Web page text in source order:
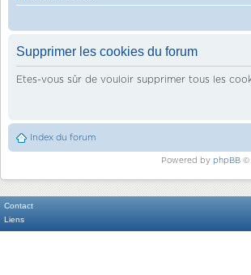
Supprimer les cookies du forum
Etes-vous sûr de vouloir supprimer tous les
Index du forum
Powered by phpBB©
Contact
Liens